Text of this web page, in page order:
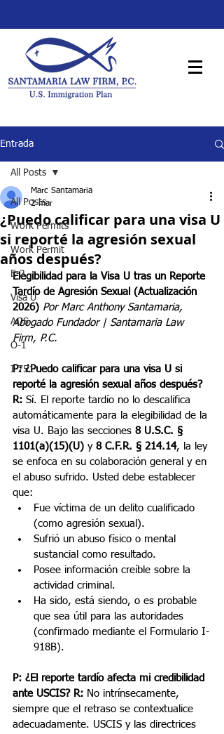
Entrada
All Posts
Work Permits
Work Permit
E-2
Visa U
AOS
O-1
I-751
All Posts
¿Puedo calificar para una visa U
si reporté la agresión sexual
años después?
Marc Santamaria
2 mar
Elegibilidad para la Visa U tras un Reporte
Tardío de Agresión Sexual (Actualización
2026) Por Marc Anthony Santamaria,
Abogado Fundador | Santamaria Law
Firm, P.C.
P: ¿Puedo calificar para una visa U si
reporté la agresión sexual años después?
R: Sí. El reporte tardío no lo descalifica
automáticamente para la elegibilidad de la
visa U. Bajo las secciones 8 U.S.C. §
1101(a)(15)(U) y 8 C.F.R. § 214.14, la ley
se enfoca en su colaboración general y en
el abuso sufrido. Usted debe establecer
que:
Fue víctima de un delito cualificado
(como agresión sexual).
Sufrió un abuso físico o mental
sustancial como resultado.
Posee información creíble sobre la
actividad criminal.
Ha sido, está siendo, o es probable
que sea útil para las autoridades
(confirmado mediante el Formulario I-
918B).
P: ¿El reporte tardío afecta mi credibilidad
ante USCIS? R: No intrínsecamente,
siempre que el retraso se contextualice
adecuadamente. USCIS y las directrices